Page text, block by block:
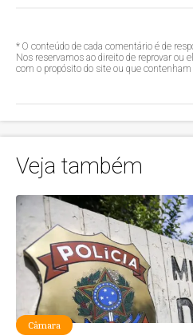
* O conteúdo de cada comentário é de
Nos reservamos ao direito de reprovar ou
com o propósito do site ou que contenham
Veja também
Câmara